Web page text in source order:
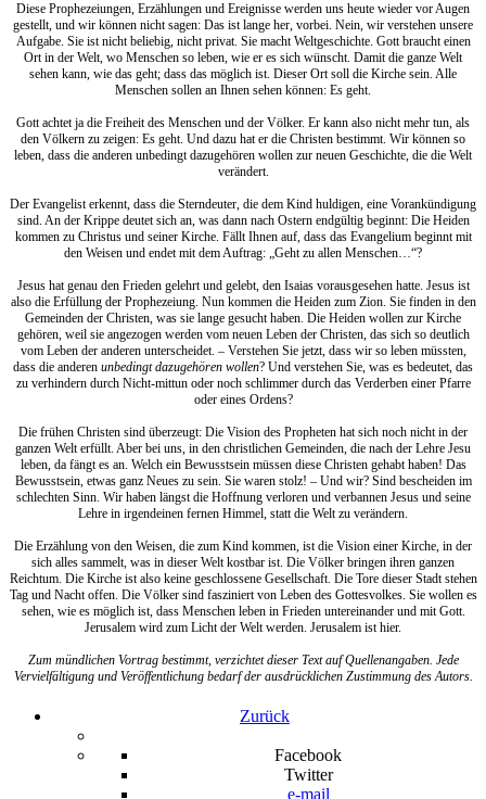
Diese Prophezeiungen, Erzählungen und Ereignisse werden uns heute wieder vor Augen
gestellt, und wir können nicht sagen: Das ist lange her, vorbei. Nein, wir verstehen unsere
Aufgabe. Sie ist nicht beliebig, nicht privat. Sie macht Weltgeschichte. Gott braucht einen
Ort in der Welt, wo Menschen so leben, wie er es sich wünscht. Damit die ganze Welt
sehen kann, wie das geht; dass das möglich ist. Dieser Ort soll die Kirche sein. Alle
Menschen sollen an Ihnen sehen können: Es geht.
Gott achtet ja die Freiheit des Menschen und der Völker. Er kann also nicht mehr tun, als
den Völkern zu zeigen: Es geht. Und dazu hat er die Christen bestimmt. Wir können so
leben, dass die anderen unbedingt dazugehören wollen zur neuen Geschichte, die die Welt
verändert.
Der Evangelist erkennt, dass die Sterndeuter, die dem Kind huldigen, eine Vorankündigung
sind. An der Krippe deutet sich an, was dann nach Ostern endgültig beginnt: Die Heiden
kommen zu Christus und seiner Kirche. Fällt Ihnen auf, dass das Evangelium beginnt mit
den Weisen und endet mit dem Auftrag: „Geht zu allen Menschen…“?
Jesus hat genau den Frieden gelehrt und gelebt, den Isaias vorausgesehen hatte. Jesus ist
also die Erfüllung der Prophezeiung. Nun kommen die Heiden zum Zion. Sie finden in den
Gemeinden der Christen, was sie lange gesucht haben. Die Heiden wollen zur Kirche
gehören, weil sie angezogen werden vom neuen Leben der Christen, das sich so deutlich
vom Leben der anderen unterscheidet. – Verstehen Sie jetzt, dass wir so leben müssten,
dass die anderen unbedingt dazugehören wollen? Und verstehen Sie, was es bedeutet, das
zu verhindern durch Nicht-mittun oder noch schlimmer durch das Verderben einer Pfarre
oder eines Ordens?
Die frühen Christen sind überzeugt: Die Vision des Propheten hat sich noch nicht in der
ganzen Welt erfüllt. Aber bei uns, in den christlichen Gemeinden, die nach der Lehre Jesu
leben, da fängt es an. Welch ein Bewusstsein müssen diese Christen gehabt haben! Das
Bewusstsein, etwas ganz Neues zu sein. Sie waren stolz! – Und wir? Sind bescheiden im
schlechten Sinn. Wir haben längst die Hoffnung verloren und verbannen Jesus und seine
Lehre in irgendeinen fernen Himmel, statt die Welt zu verändern.
Die Erzählung von den Weisen, die zum Kind kommen, ist die Vision einer Kirche, in der
sich alles sammelt, was in dieser Welt kostbar ist. Die Völker bringen ihren ganzen
Reichtum. Die Kirche ist also keine geschlossene Gesellschaft. Die Tore dieser Stadt stehen
Tag und Nacht offen. Die Völker sind fasziniert von Leben des Gottesvolkes. Sie wollen es
sehen, wie es möglich ist, dass Menschen leben in Frieden untereinander und mit Gott.
Jerusalem wird zum Licht der Welt werden. Jerusalem ist hier.
Zum mündlichen Vortrag bestimmt, verzichtet dieser Text auf Quellenangaben. Jede
Vervielfältigung und Veröffentlichung bedarf der ausdrücklichen Zustimmung des Autors.
Zurück
Facebook
Twitter
e-mail